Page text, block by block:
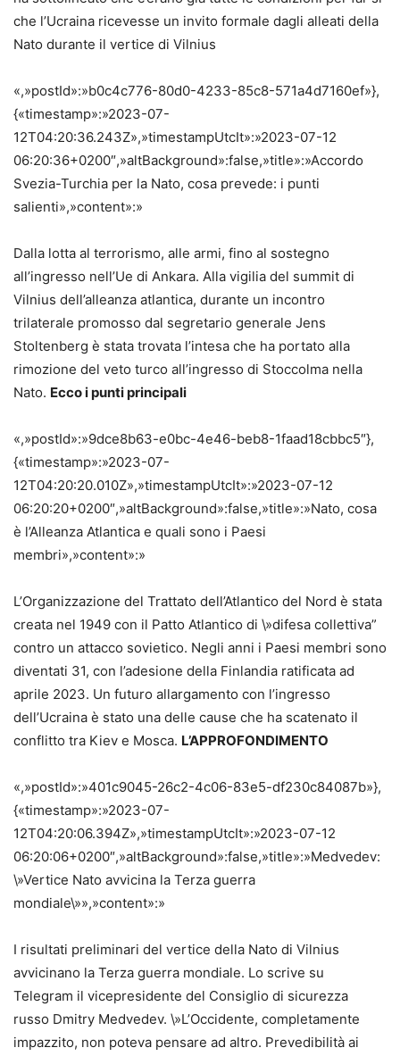
che l’Ucraina ricevesse un invito formale dagli alleati della
Nato durante il vertice di Vilnius
«,»postId»:»b0c4c776-80d0-4233-85c8-571a4d7160ef»},
{«timestamp»:»2023-07-
12T04:20:36.243Z»,»timestampUtcIt»:»2023-07-12
06:20:36+0200″,»altBackground»:false,»title»:»Accordo
Svezia-Turchia per la Nato, cosa prevede: i punti
salienti»,»content»:»
Dalla lotta al terrorismo, alle armi, fino al sostegno
all’ingresso nell’Ue di Ankara. Alla vigilia del summit di
Vilnius dell’alleanza atlantica, durante un incontro
trilaterale promosso dal segretario generale Jens
Stoltenberg è stata trovata l’intesa che ha portato alla
rimozione del veto turco all’ingresso di Stoccolma nella
Nato. Ecco i punti principali
«,»postId»:»9dce8b63-e0bc-4e46-beb8-1faad18cbbc5″},
{«timestamp»:»2023-07-
12T04:20:20.010Z»,»timestampUtcIt»:»2023-07-12
06:20:20+0200″,»altBackground»:false,»title»:»Nato, cosa
è l’Alleanza Atlantica e quali sono i Paesi
membri»,»content»:»
L’Organizzazione del Trattato dell’Atlantico del Nord è stata
creata nel 1949 con il Patto Atlantico di \»difesa collettiva”
contro un attacco sovietico. Negli anni i Paesi membri sono
diventati 31, con l’adesione della Finlandia ratificata ad
aprile 2023. Un futuro allargamento con l’ingresso
dell’Ucraina è stato una delle cause che ha scatenato il
conflitto tra Kiev e Mosca. L’APPROFONDIMENTO
«,»postId»:»401c9045-26c2-4c06-83e5-df230c84087b»},
{«timestamp»:»2023-07-
12T04:20:06.394Z»,»timestampUtcIt»:»2023-07-12
06:20:06+0200″,»altBackground»:false,»title»:»Medvedev:
\»Vertice Nato avvicina la Terza guerra
mondiale\»»,»content»:»
I risultati preliminari del vertice della Nato di Vilnius
avvicinano la Terza guerra mondiale. Lo scrive su
Telegram il vicepresidente del Consiglio di sicurezza
russo Dmitry Medvedev. \»L’Occidente, completamente
impazzito, non poteva pensare ad altro. Prevedibilità ai